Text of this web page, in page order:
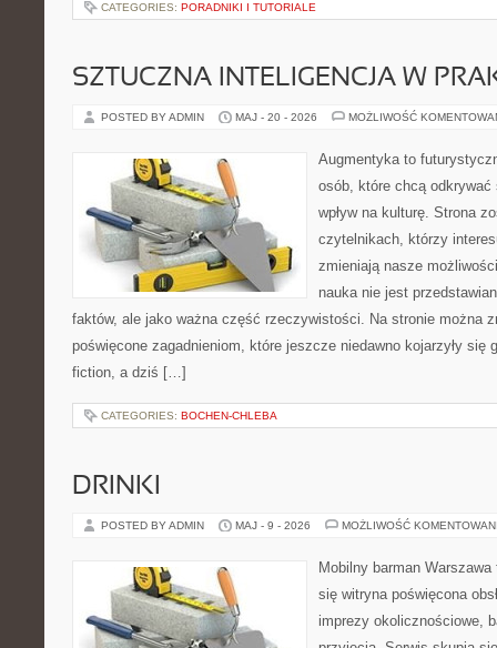
CATEGORIES: PORADNIKI I TUTORIALE
SZTUCZNA INTELIGENCJA W
POSTED BY ADMIN MAJ - 20 - 2026 MOŻLIWOŚĆ
Augmentyka to
osób, które chcą
wpływ na kulturę. Strona
czytelnikach, którzy
zmieniają nasze
nauka nie jest
faktów, ale jako ważna część rzeczywistości. Na stronie można
poświęcone zagadnieniom, które jeszcze niedawno kojarzyły się
fiction, a dziś […]
CATEGORIES: BOCHEN-CHLEBA
DRINKI
POSTED BY ADMIN MAJ - 9 - 2026 MOŻLIWOŚĆ
Mobilny barman
się witryna poświęcona
imprezy okolicznościowe,